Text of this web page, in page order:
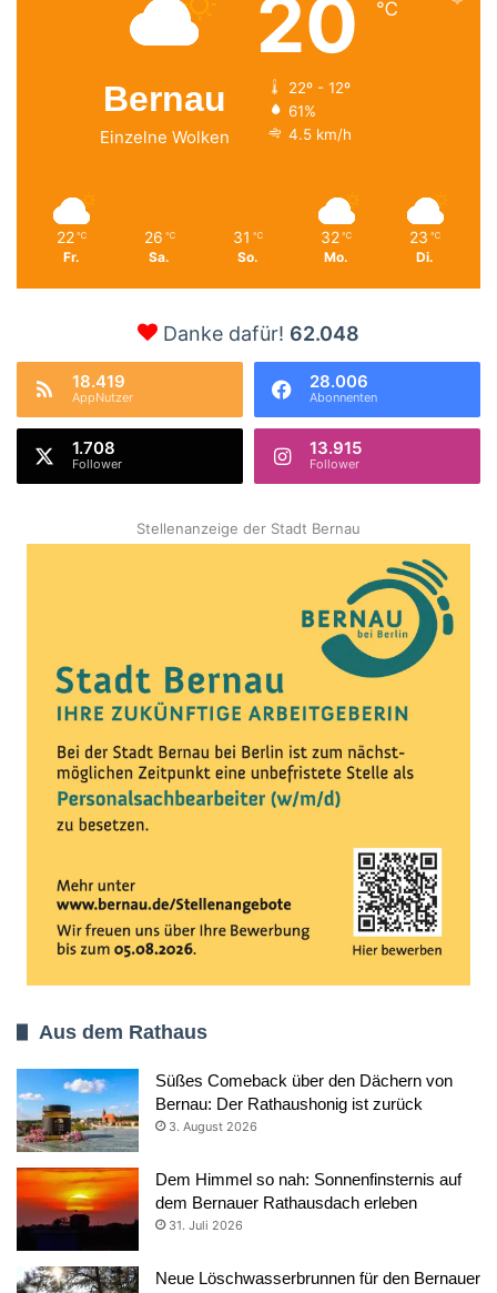
Bernau
Einzelne Wolken
20 ℃
22º - 12º
61%
4.5 km/h
22 ℃
Fr.
26 ℃
Sa.
31 ℃
So.
32 ℃
Mo.
23 ℃
Di.
Danke dafür! 62.048
18.419
AppNutzer
28.006
Abonnenten
1.708
Follower
13.915
Follower
Stellenanzeige der Stadt Bernau
Aus dem Rathaus
Süßes Comeback über den Dächern von
Bernau: Der Rathaushonig ist zurück
3. August 2026
Dem Himmel so nah: Sonnenfinsternis auf
dem Bernauer Rathausdach erleben
31. Juli 2026
Neue Löschwasserbrunnen für den Bernauer